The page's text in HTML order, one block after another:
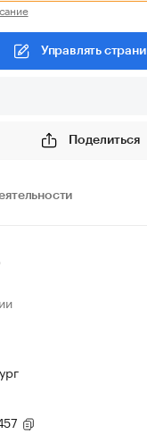
Управлять
Поделиться